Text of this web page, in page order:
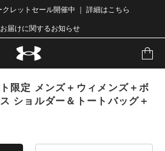
クレットセール開催中 ｜ 詳細はこちら
届けに関するお知らせ
限定 メンズ＋ウィメンズ＋ボ
ショルダー＆トートバッグ＋